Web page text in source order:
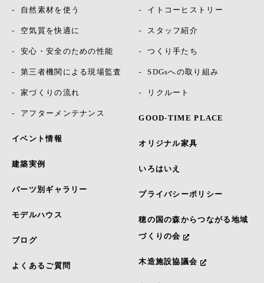
自然素材を使う
空気質を快適に
安心・安全のための性能
第三者機関による現場監査
家づくりの流れ
アフターメンテナンス
イベント情報
建築実例
パーツ別ギャラリー
モデルハウス
ブログ
よくあるご質問
イトコーヒストリー
スタッフ紹介
つくり手たち
SDGsへの取り組み
リクルート
GOOD-TIME PLACE
オリジナル家具
いろはいえ
プライバシーポリシー
穂の国の森からつながる地域
づくりの会
木造施設協議会